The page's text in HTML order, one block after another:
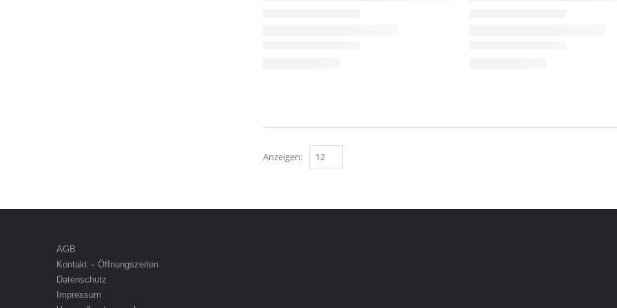
Anzeigen:
AGB
Kontakt – Öffnungszeiten
Datenschutz
Impressum